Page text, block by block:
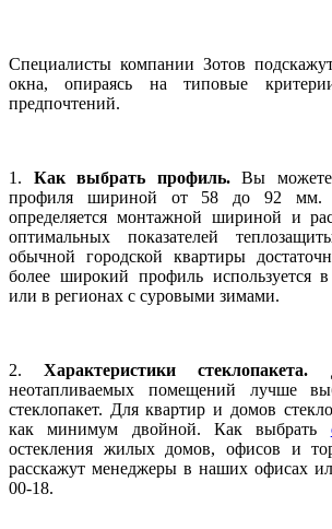
Специалисты компании Зотов
окна, опираясь на типовые критерии
предпочтений.
1. Как выбрать профиль. Вы
профиля шириной от 58 до 92 мм.
определяется монтажной шириной и
оптимальных показателей
обычной городской квартиры
более широкий профиль используется
или в регионах с суровыми зимами.
2.Характеристики стеклопакета.
неотапливаемых помещений лучше
стеклопакет. Для квартир и домов
как минимум двойной. Как выбрать
остекления жилых домов, офисов и
расскажут менеджеры в наших офисах
00-18.